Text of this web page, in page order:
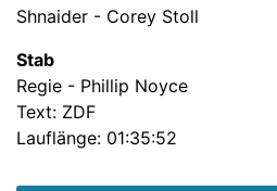
Shnaider - Corey Stoll
Stab
Regie - Phillip Noyce
Text: ZDF
Lauflänge: 01:35:52